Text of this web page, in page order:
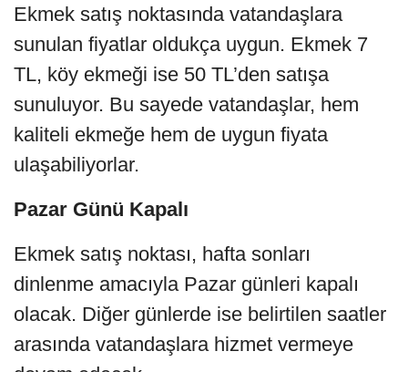
Ekmek satış noktasında vatandaşlara
sunulan fiyatlar oldukça uygun. Ekmek 7
TL, köy ekmeği ise 50 TL’den satışa
sunuluyor. Bu sayede vatandaşlar, hem
kaliteli ekmeğe hem de uygun fiyata
ulaşabiliyorlar.
Pazar Günü Kapalı
Ekmek satış noktası, hafta sonları
dinlenme amacıyla Pazar günleri kapalı
olacak. Diğer günlerde ise belirtilen saatler
arasında vatandaşlara hizmet vermeye